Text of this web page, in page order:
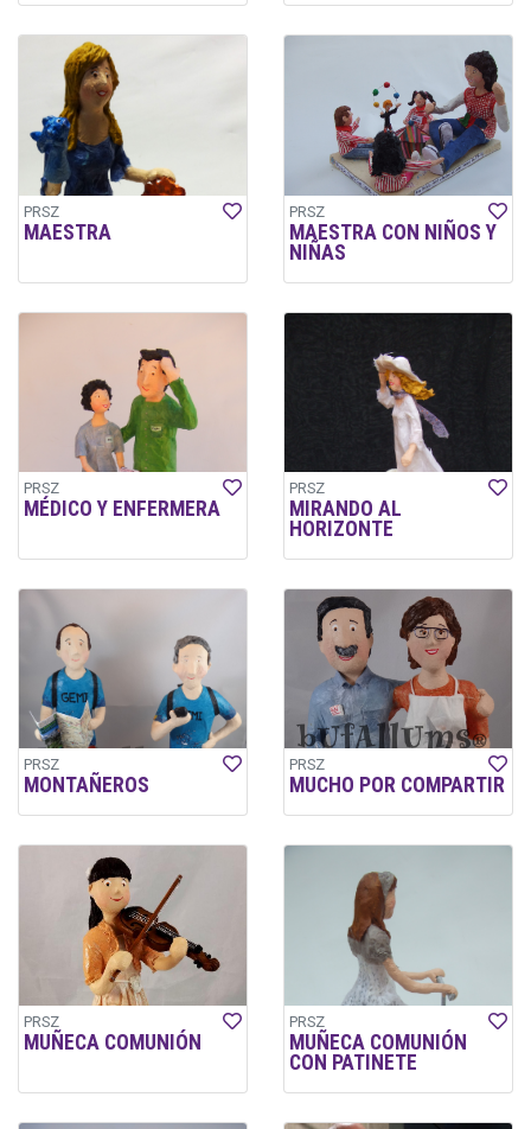
PRSZ
MAESTRA
PRSZ
MAESTRA CON NIÑOS Y
NIÑAS
PRSZ
MÉDICO Y ENFERMERA
PRSZ
MIRANDO AL
HORIZONTE
PRSZ
MONTAÑEROS
PRSZ
MUCHO POR COMPARTIR
PRSZ
MUÑECA COMUNIÓN
PRSZ
MUÑECA COMUNIÓN
CON PATINETE